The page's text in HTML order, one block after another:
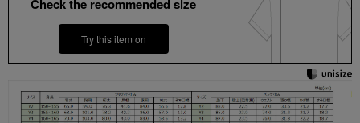
Check the recommended size
Try this item on